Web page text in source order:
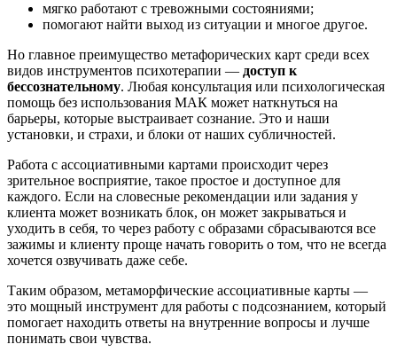
мягко работают с тревожными состояниями;
помогают найти выход из ситуации и многое другое.
Но главное преимущество метафорических карт среди всех
видов инструментов психотерапии — доступ к
бессознательному. Любая консультация или психологическая
помощь без использования МАК может наткнуться на
барьеры, которые выстраивает сознание. Это и наши
установки, и страхи, и блоки от наших субличностей.
Работа с ассоциативными картами происходит через
зрительное восприятие, такое простое и доступное для
каждого. Если на словесные рекомендации или задания у
клиента может возникать блок, он может закрываться и
уходить в себя, то через работу с образами сбрасываются все
зажимы и клиенту проще начать говорить о том, что не всегда
хочется озвучивать даже себе.
Таким образом, метаморфические ассоциативные карты —
это мощный инструмент для работы с подсознанием, который
помогает находить ответы на внутренние вопросы и лучше
понимать свои чувства.